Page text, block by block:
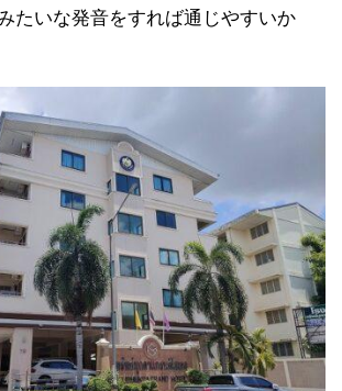
たいな発音をすれば通じやすいか